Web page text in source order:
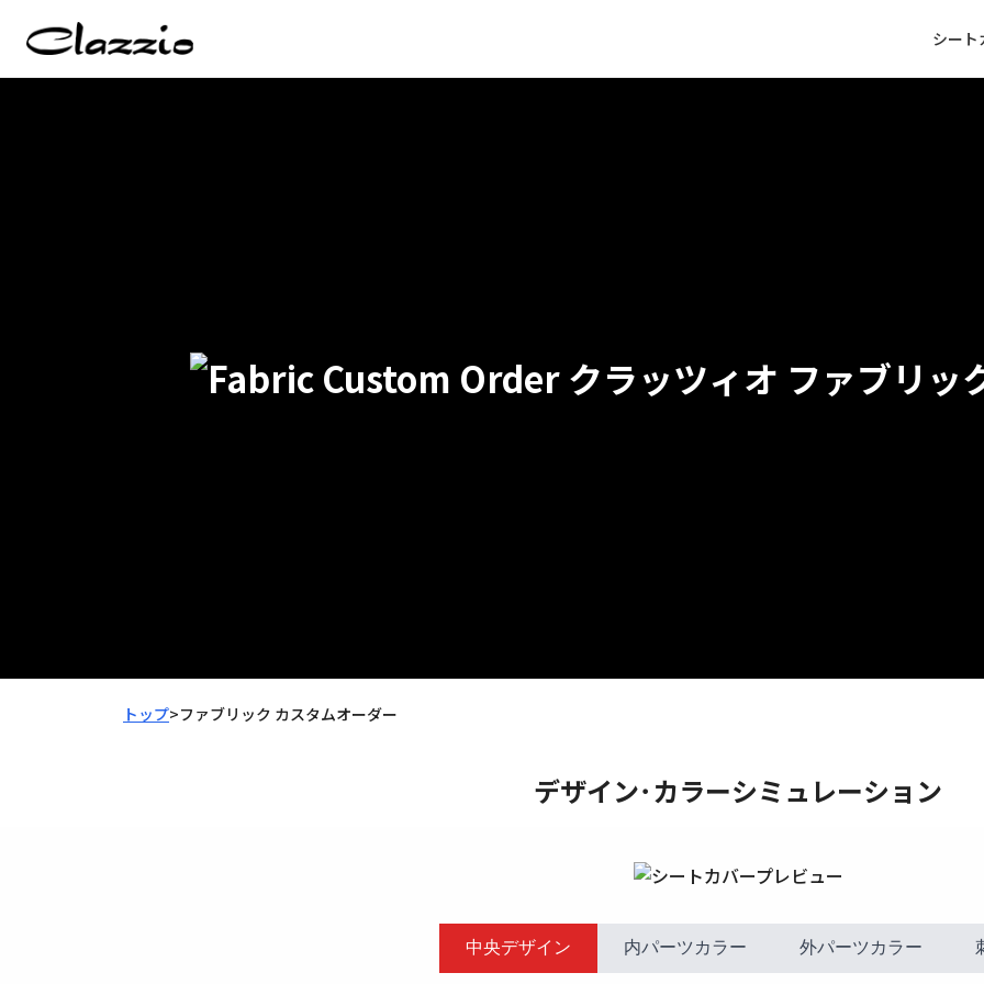
シート
クラッツィオ ファブリッ
トップ>ファブリック カスタムオーダー
デザイン･カラーシミュレーション
中央デザイン 内パーツカラー 外パーツカラー